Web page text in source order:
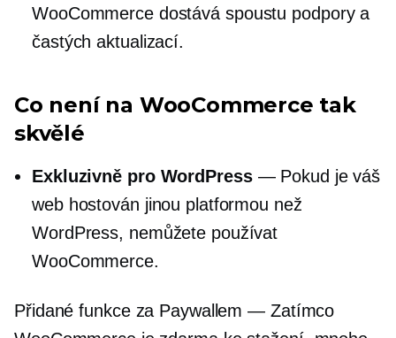
WooCommerce dostává spoustu podpory a
častých aktualizací.
Co není na WooCommerce tak
skvělé
Exkluzivně pro WordPress— Pokud je váš
web hostován jinou platformou než
WordPress, nemůžete používat
WooCommerce.
Přidané funkce za Paywallem — Zatímco